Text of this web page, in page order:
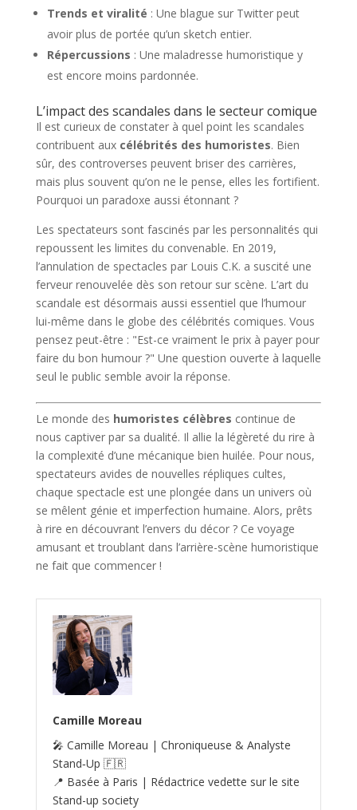
Trends et viralité : Une blague sur Twitter peut
avoir plus de portée qu’un sketch entier.
Répercussions : Une maladresse humoristique y
est encore moins pardonnée.
L’impact des scandales dans le secteur comique
Il est curieux de constater à quel point les scandales
contribuent aux célébrités des humoristes. Bien
sûr, des controverses peuvent briser des carrières,
mais plus souvent qu’on ne le pense, elles les fortifient.
Pourquoi un paradoxe aussi étonnant ?
Les spectateurs sont fascinés par les personnalités qui
repoussent les limites du convenable. En 2019,
l’annulation de spectacles par Louis C.K. a suscité une
ferveur renouvelée dès son retour sur scène. L’art du
scandale est désormais aussi essentiel que l’humour
lui-même dans le globe des célébrités comiques. Vous
pensez peut-être : "Est-ce vraiment le prix à payer pour
faire du bon humour ?" Une question ouverte à laquelle
seul le public semble avoir la réponse.
Le monde des humoristes célèbres continue de
nous captiver par sa dualité. Il allie la légèreté du rire à
la complexité d’une mécanique bien huilée. Pour nous,
spectateurs avides de nouvelles répliques cultes,
chaque spectacle est une plongée dans un univers où
se mêlent génie et imperfection humaine. Alors, prêts
à rire en découvrant l’envers du décor ? Ce voyage
amusant et troublant dans l’arrière-scène humoristique
ne fait que commencer !
Camille Moreau
🎤 Camille Moreau | Chroniqueuse & Analyste
Stand‑Up 🇫🇷
📍 Basée à Paris | Rédactrice vedette sur le site
Stand-up society